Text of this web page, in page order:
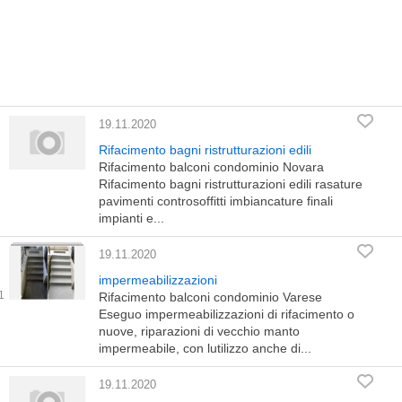
19.11.2020
Rifacimento bagni ristrutturazioni edili
Rifacimento balconi condominio Novara
Rifacimento bagni ristrutturazioni edili rasature
pavimenti controsoffitti imbiancature finali
impianti e...
19.11.2020
impermeabilizzazioni
Rifacimento balconi condominio Varese
Eseguo impermeabilizzazioni di rifacimento o
nuove, riparazioni di vecchio manto
impermeabile, con lutilizzo anche di...
19.11.2020